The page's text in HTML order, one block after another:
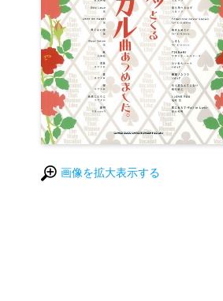
画像を拡大表示する